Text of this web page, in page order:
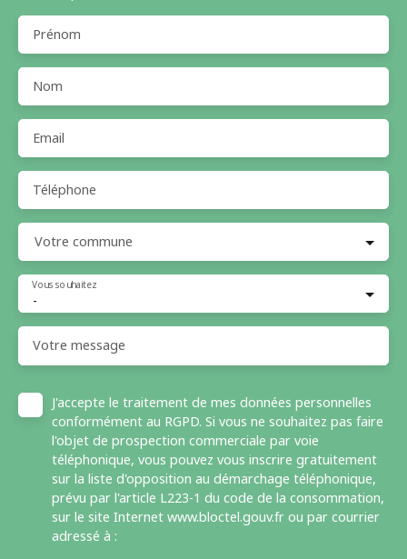
Prénom
Nom
Email
Téléphone
Votre commune
-
Vous souhaitez
Votre message
J'accepte le traitement de mes données personnelles
conformément au RGPD. Si vous ne souhaitez pas faire
l'objet de prospection commerciale par voie
téléphonique, vous pouvez vous inscrire gratuitement
sur la liste d'opposition au démarchage téléphonique,
prévu par l'article L223-1 du code de la consommation,
sur le site Internet www.bloctel.gouv.fr ou par courrier
adressé à :